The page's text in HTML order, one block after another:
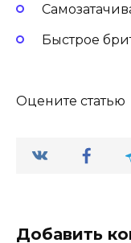
Быстрое
Оцените статью
Добавить